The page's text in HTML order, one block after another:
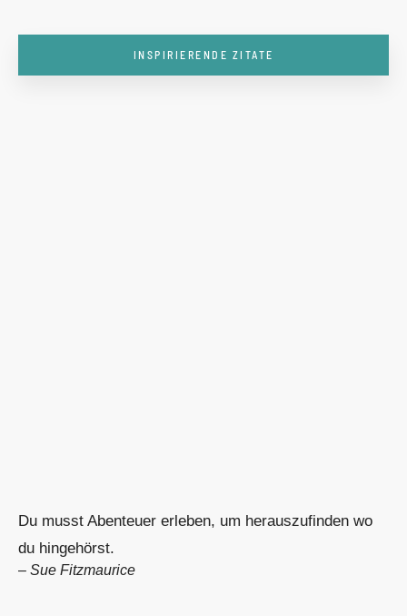
INSPIRIERENDE ZITATE
Du musst Abenteuer erleben, um herauszufinden wo
du hingehörst.
– Sue Fitzmaurice